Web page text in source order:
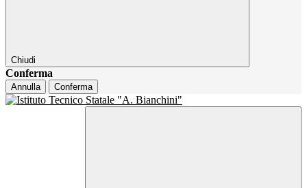
Chiudi
Conferma
Annulla Conferma